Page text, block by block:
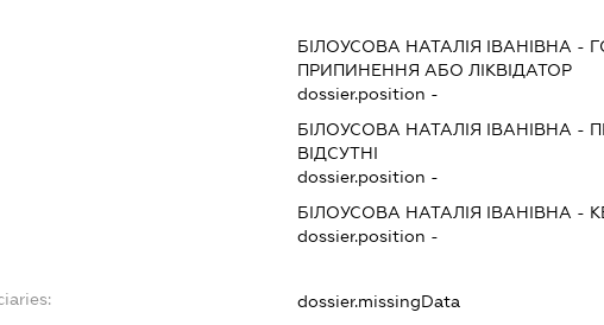
БІЛОУСОВА НАТАЛІЯ ІВАНІВНА -
ПРИПИНЕННЯ АБО ЛІКВІДАТОР
dossier.position -
БІЛОУСОВА НАТАЛІЯ ІВАНІВНА -
ВІДСУТНІ
dossier.position -
БІЛОУСОВА НАТАЛІЯ ІВАНІВНА -
dossier.position -
dossier.missingData